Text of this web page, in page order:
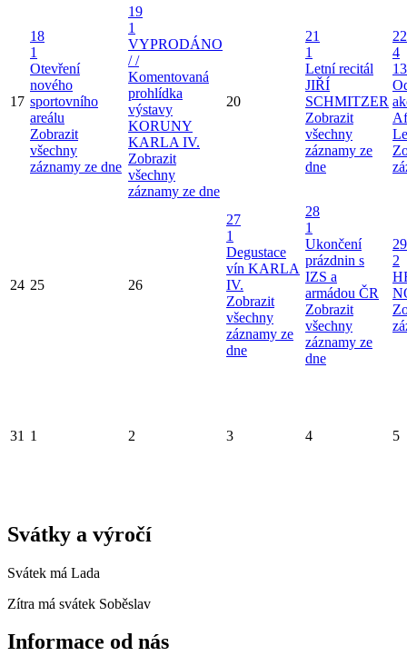
17
18
1
Otevření
nového
sportovního
areálu
Zobrazit
všechny
záznamy ze dne
19
1
VYPRODÁNO
/ /
Komentovaná
prohlídka
výstavy
KORUNY
KARLA IV.
Zobrazit
všechny
záznamy ze dne
20
21
1
Letní recitál
JIŘÍ
SCHMITZER
Zobrazit
všechny
záznamy ze
dne
22
4
24 25 26
27
1
Degustace
vín KARLA
IV.
Zobrazit
všechny
záznamy ze
dne
28
1
Ukončení
prázdnin s
IZS a
armádou ČR
Zobrazit
všechny
záznamy ze
dne
29
2
31 1 2 3 4 5
Svátky a výročí
Svátek má Lada
Zítra má svátek Soběslav
Informace od nás